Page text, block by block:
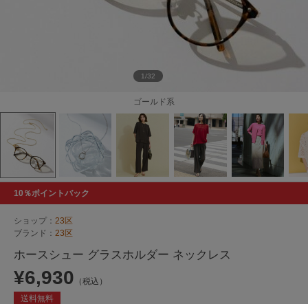
ゴールド系
1/32
10％ポイントバック
ショップ： 23区
ブランド： 23区
ホースシュー グラスホルダー ネックレス
¥6,930 （税込）
送料無料